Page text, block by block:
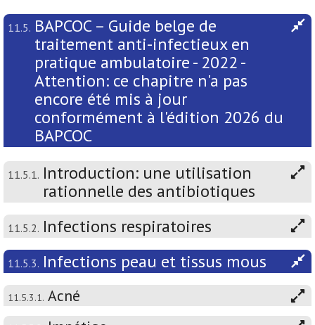
11.5. BAPCOC – Guide belge de
traitement anti-infectieux en
pratique ambulatoire - 2022 -
Attention: ce chapitre n'a pas
encore été mis à jour
conformément à l'édition 2026 du
BAPCOC
11.5.1. Introduction: une utilisation
rationnelle des antibiotiques
11.5.2. Infections respiratoires
11.5.3. Infections peau et tissus mous
11.5.3.1. Acné